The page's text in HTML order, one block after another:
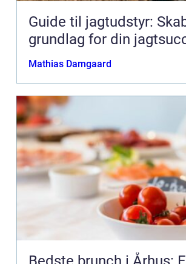
Guide til jagtudstyr:
grundlag for din
Mathias Damgaard